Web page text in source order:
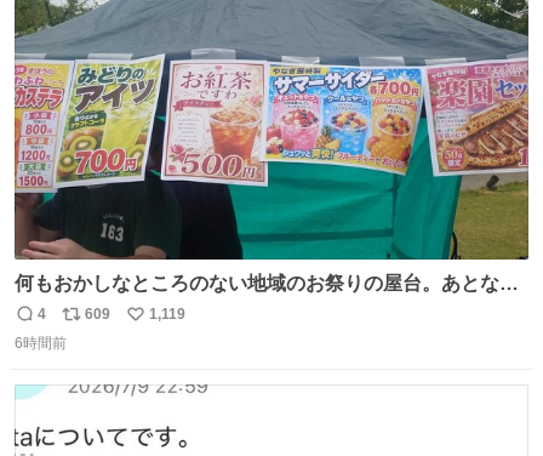
ト
数
数
何もおかしなところのない地域のお祭りの屋台。あとなん
か割と聞き馴染みのあるBGMが流れてます #関広見まつり
#関広見まつり2026
返
信
4
リ
ポ
数
609
い
数
1,119
6時間前